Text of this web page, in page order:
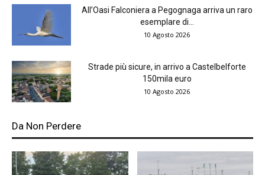
All’Oasi Falconiera a Pegognaga arriva un raro
esemplare di...
10 Agosto 2026
Strade più sicure, in arrivo a Castelbelforte
150mila euro
10 Agosto 2026
Da Non Perdere